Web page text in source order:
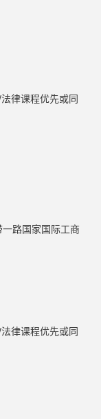
律课程优先或同
路国家国际工商
律课程优先或同